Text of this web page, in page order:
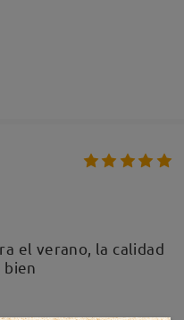
el verano, la calidad
bien